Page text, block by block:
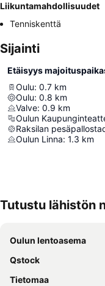
Liikuntamahdollisuudet
Tenniskenttä
Sijainti
Etäisyys
Oulu: 0.7 km
Oulu: 0.8 km
Valve: 0.9 km
Oulun
Raksilan
Oulun Linna: 1.3 km
Tutustu lähistön
Oulun lentoasema
Qstock
Tietomaa